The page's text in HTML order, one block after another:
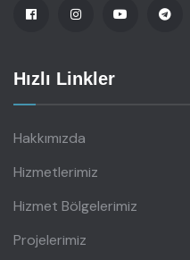
Hızlı Linkler
Hakkımızda
Hizmetlerimiz
Hizmet Bölgelerimiz
Projelerimiz